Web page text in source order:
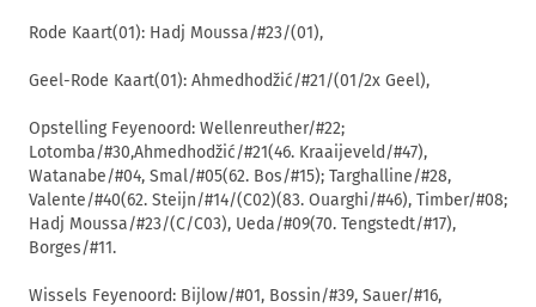
Rode Kaart(01): Hadj Moussa/#23/(01),
Geel-Rode Kaart(01): Ahmedhodžić/#21/(01/2x Geel),
Opstelling Feyenoord: Wellenreuther/#22;
Lotomba/#30,Ahmedhodžić/#21(46. Kraaijeveld/#47),
Watanabe/#04, Smal/#05(62. Bos/#15); Targhalline/#28,
Valente/#40(62. Steijn/#14/(C02)(83. Ouarghi/#46), Timber/#08;
Hadj Moussa/#23/(C/C03), Ueda/#09(70. Tengstedt/#17),
Borges/#11.
Wissels Feyenoord: Bijlow/#01, Bossin/#39, Sauer/#16,